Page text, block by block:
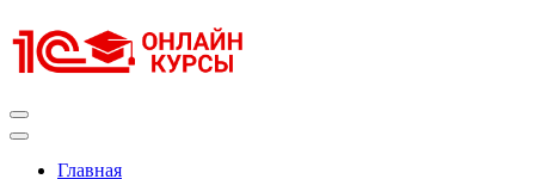
к
содержимому
Главная